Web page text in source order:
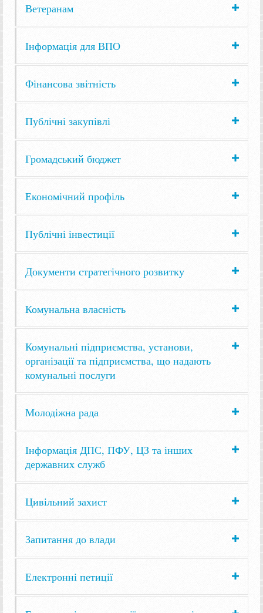
Ветеранам
Інформація для ВПО
Фінансова звітність
Публічні закупівлі
Громадський бюджет
Економічний профіль
Публічні інвестиції
Документи стратегічного розвитку
Комунальна власність
Комунальні підприємства, установи,
організації та підприємства, що надають
комунальні послуги
Молодіжна рада
Інформація ДПС, ПФУ, ЦЗ та інших
державних служб
Цивільний захист
Запитання до влади
Електронні петиції